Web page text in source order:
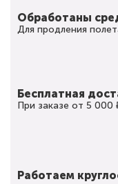
Обработаны
Для продления
Бесплатная
При заказе от 5 000
Работаем